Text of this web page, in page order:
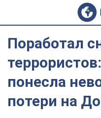
Поработал
понесла
потери на